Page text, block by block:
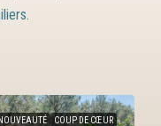
À VENDRE ANCIEN